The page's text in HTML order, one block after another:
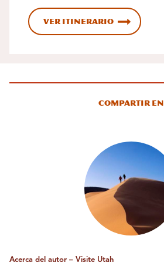
Ver itinerario
Compartir en
Acerca del autor – Visite Utah